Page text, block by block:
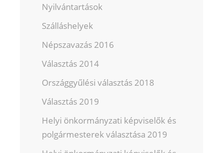
Nyilvántartások
Szálláshelyek
Népszavazás 2016
Választás 2014
Országgyűlési választás 2018
Választás 2019
Helyi önkormányzati képviselők és
polgármesterek választása 2019